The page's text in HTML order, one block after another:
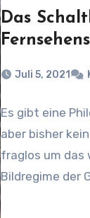
Das
Fernsehens
Juli 5, 2021
Es gibt eine
aber bisher
fraglos um
Bildregime der